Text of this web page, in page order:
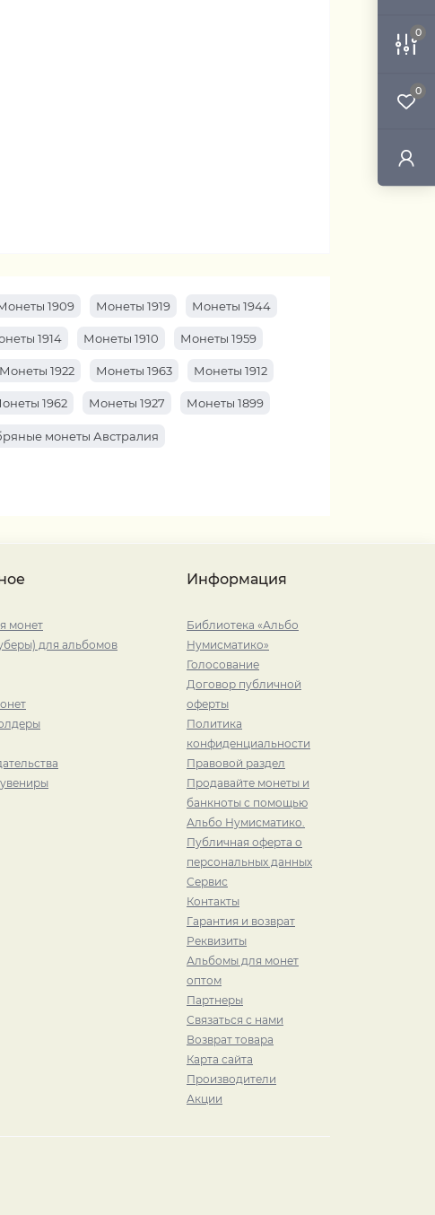
0
0
1909 Монеты 1919 Монеты 1944
1914 Монеты 1910 Монеты 1959
Монеты 1922 Монеты 1963 Монеты 1912
1962 Монеты 1927 Монеты 1899
монеты Австралия
монет
для альбомов
Информация
Библиотека «Альбо
Нумисматико»
Голосование
Договор публичной
оферты
Политика
конфиденциальности
Правовой раздел
Продавайте монеты и
банкноты с помощью
Альбо Нумисматико.
Публичная оферта о
персональных данных
Сервис
Контакты
Гарантия и возврат
Реквизиты
Альбомы для монет
оптом
Партнеры
Связаться с нами
Возврат товара
Карта сайта
Производители
Акции